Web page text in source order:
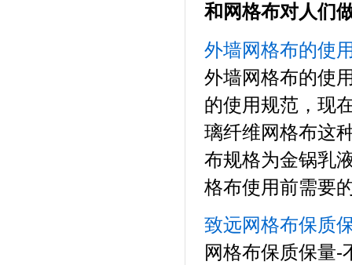
和 网格布对人们
外墙网格布的使
外墙网格布的使
的使用规范，现
璃纤维网格布这
布规格为金锅乳
格布使用前需要
致远网格布保质
网格布保质保量-